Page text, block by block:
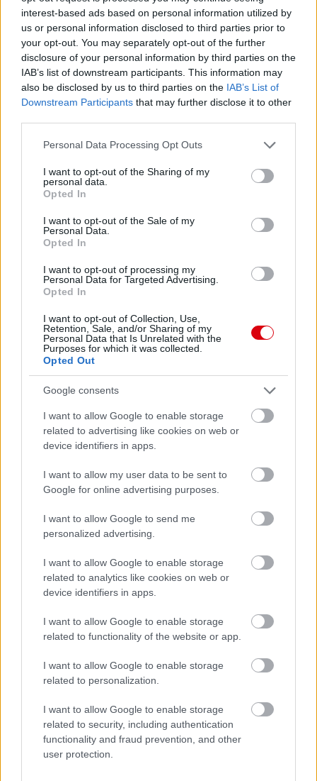
interest-based ads based on personal information utilized by
us or personal information disclosed to third parties prior to
your opt-out. You may separately opt-out of the further
disclosure of your personal information by third parties on the
IAB’s list of downstream participants. This information may
also be disclosed by us to third parties on the IAB’s List of
Downstream Participants that may further disclose it to other
Please note that this website/app uses one or more Google
not limited to your visit or usage behaviour. You may click to
grant or deny consent to Google and its third-party tags to
use your data for below specified purposes in below Google
consent section.
Personal Data Processing Opt Outs
I want to opt-out of the Sharing of my
personal data.
Opted In
I want to opt-out of the Sale of my
Personal Data.
Opted In
I want to opt-out of processing my
Personal Data for Targeted Advertising.
Opted In
I want to opt-out of Collection, Use,
Retention, Sale, and/or Sharing of my
Personal Data that Is Unrelated with the
Purposes for which it was collected.
Opted Out
Google consents
I want to allow Google to enable storage
related to advertising like cookies on web or
device identifiers in apps.
I want to allow my user data to be sent to
Google for online advertising purposes.
I want to allow Google to send me
personalized advertising.
I want to allow Google to enable storage
related to analytics like cookies on web or
device identifiers in apps.
I want to allow Google to enable storage
related to functionality of the website or app.
I want to allow Google to enable storage
related to personalization.
I want to allow Google to enable storage
related to security, including authentication
functionality and fraud prevention, and other
user protection.
Meccs Center
Paris Saint-Germainvs
Manchester United
Felkészülési szezon 4. mérkőzés
Nya Ullevi, Göteborg
1 nap 9 óra 54 perc 58 másodperc
AC MilanvsManchester United
ELŐZŐ MÉRKŐZÉSEK
Támogatás
a ManUtdFanatics.hu működését!
Kapcsolódó hírek
PLETYKÁK, ÁTIGAZOLÁSOK
UNITED TIELEMANSRÓL
ANDREY SANTOSRÓL
MEGEGYEZETT A UNITED A